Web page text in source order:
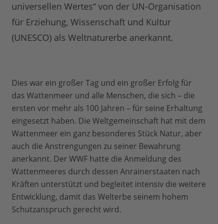
universellen Wertes“ von der UN-Organisation
für Erziehung, Wissenschaft und Kultur
(UNESCO) als Weltnaturerbe anerkannt.
Dies war ein großer Tag und ein großer Erfolg für
das Wattenmeer und alle Menschen, die sich – die
ersten vor mehr als 100 Jahren – für seine Erhaltung
eingesetzt haben. Die Weltgemeinschaft hat mit dem
Wattenmeer ein ganz besonderes Stück Natur, aber
auch die Anstrengungen zu seiner Bewahrung
anerkannt. Der WWF hatte die Anmeldung des
Wattenmeeres durch dessen Anrainerstaaten nach
Kräften unterstützt und begleitet intensiv die weitere
Entwicklung, damit das Welterbe seinem hohem
Schutzanspruch gerecht wird.